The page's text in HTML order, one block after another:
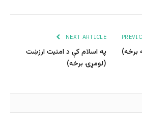
برخه)
NEXT ARTICLE
په اسلام کې د امنيت ارزښت
(لومړۍ برخه)